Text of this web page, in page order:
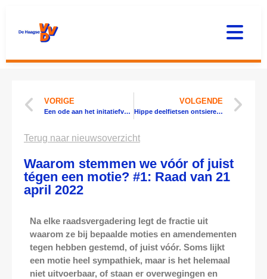
VORIGE
Een ode aan het initatiefvoorstel De Haagse Lanen: ‘Schoonheid van de eenvoud’
VOLGENDE
Hippe deelfietsen ontsieren historische plekken in Den Haag: ‘Ze halen de sfeer weg’
Terug naar nieuwsoverzicht
Waarom stemmen we vóór of juist
tégen een motie? #1: Raad van 21
april 2022
Na elke raadsvergadering legt de fractie uit
waarom ze bij bepaalde moties en amendementen
tegen hebben gestemd, of juist vóór. Soms lijkt
een motie heel sympathiek, maar is het helemaal
niet uitvoerbaar, of staan er overwegingen en